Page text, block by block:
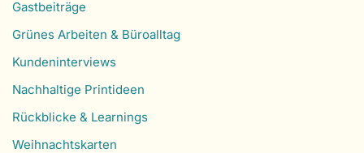
Gastbeiträge
Grünes Arbeiten & Büroalltag
Kundeninterviews
Nachhaltige Printideen
Rückblicke & Learnings
Weihnachtskarten